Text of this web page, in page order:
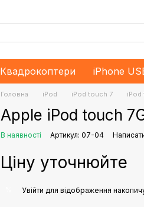
Квадрокоптери iPhone
Головна iPod iPod touch 7 iPod
Apple iPod touch
В наявності Артикул: 07-04
Ціну уточнюйте
Увійти для відображення